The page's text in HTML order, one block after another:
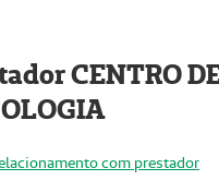
CENTRO
com prestador